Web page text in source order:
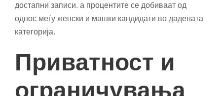
достапни записи. а процентите се добиваат од
однос меѓу женски и машки кандидати во дадената
категорија.
Приватност и
ограничувања